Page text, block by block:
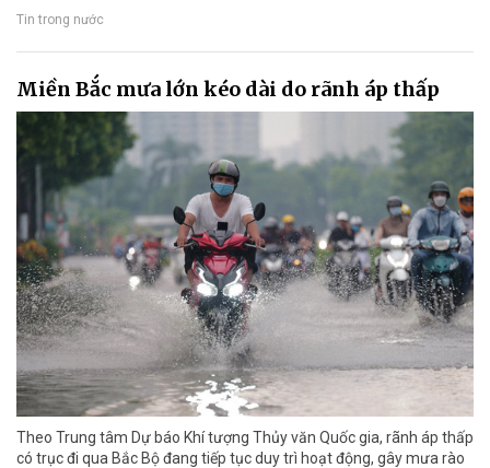
Tin trong nước
Miền Bắc mưa lớn kéo dài do rãnh áp thấp
Theo Trung tâm Dự báo Khí tượng Thủy văn Quốc gia, rãnh áp thấp
có trục đi qua Bắc Bộ đang tiếp tục duy trì hoạt động, gây mưa rào